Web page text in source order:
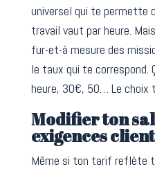
universel qui te permette
travail vaut par heure.
fur-et-à mesure des
le taux qui te correspond.
heure, 30€, 50… Le choix
Modifier ton
exigences client
Même si ton tarif reflète